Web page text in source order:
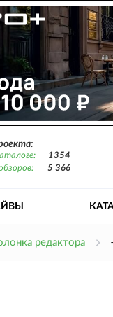
1354
5 366
редактора